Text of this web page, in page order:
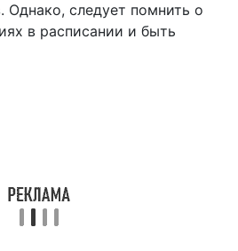
Однако, следует помнить о
в расписании и быть